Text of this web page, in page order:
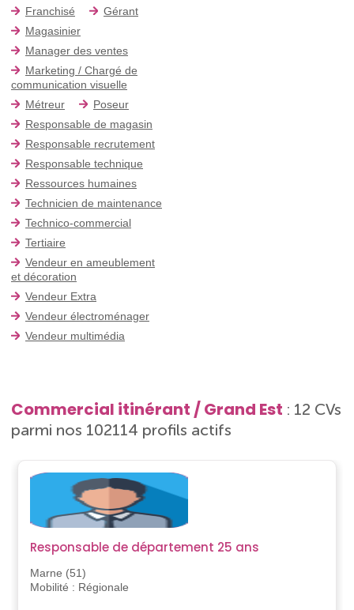
Franchisé
Gérant
Magasinier
Manager des ventes
Marketing / Chargé de
communication visuelle
Métreur
Poseur
Responsable de magasin
Responsable recrutement
Responsable technique
Ressources humaines
Technicien de maintenance
Technico-commercial
Tertiaire
Vendeur en ameublement
et décoration
Vendeur Extra
Vendeur électroménager
Vendeur multimédia
Commercial itinérant / Grand Est : 12 CVs
parmi nos 102114 profils actifs
Responsable de département 25 ans
Marne (51)
Mobilité : Régionale